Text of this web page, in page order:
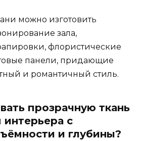
можно изготовить
зала,
флористические
панели, придающие
и романтичный стиль.
прозрачную ткань
интерьера с
и глубины?